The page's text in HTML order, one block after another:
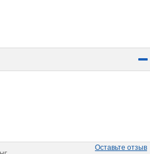
Оставьте отзыв